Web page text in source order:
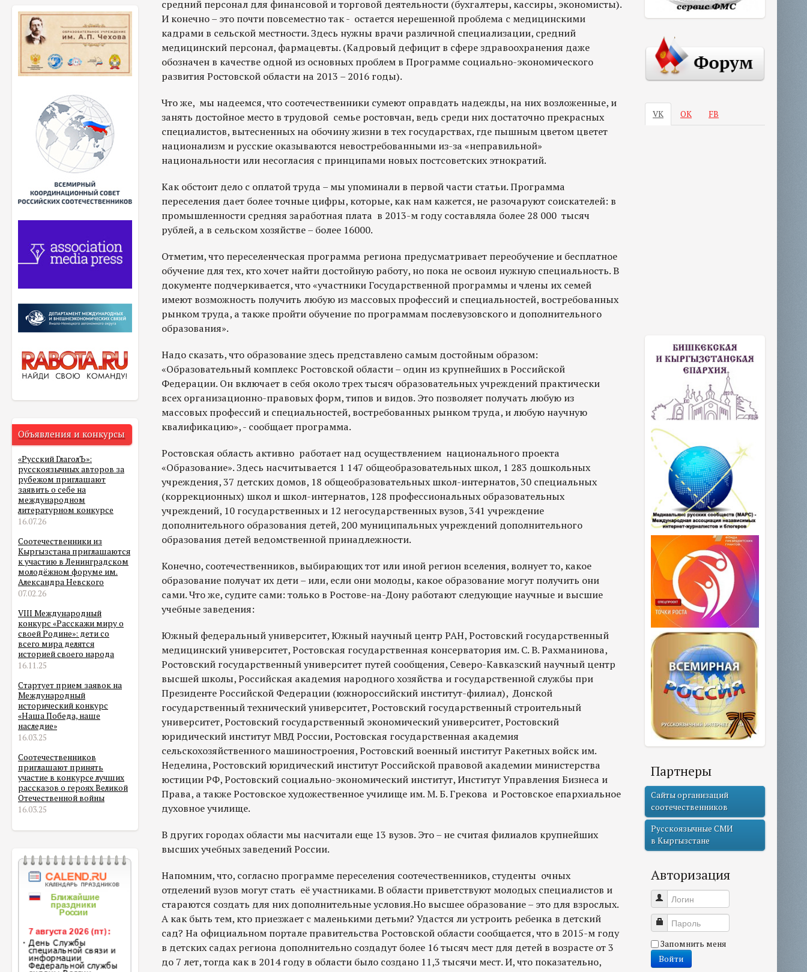
Объявления и конкурсы
«Русский ГлаголЪ»:
русскоязычных авторов за
рубежом приглашают
заявить о себе на
международном
литературном конкурсе
16.07.26
Соотечественники из
Кыргызстана приглашаются
к участию в Ленинградском
молодёжном форуме им.
Александра Невского
07.02.26
VIII Международный
конкурс «Расскажи миру о
своей Родине»: дети со
всего мира делятся
историей своего народа
16.11.25
Стартует прием заявок на
Международный
исторический конкурс
«Наша Победа, наше
наследие»
16.03.25
Соотечественников
приглашают принять
участие в конкурсе лучших
рассказов о героях Великой
Отечественной войны
16.03.25
средний персонал для финансовой и торговой деятельности (бухгалтеры, кассиры, экономисты).
И конечно – это почти повсеместно так - остается нерешенной проблема с медицинскими
кадрами в сельской местности. Здесь нужны врачи различной специализации, средний
медицинский персонал, фармацевты. (Кадровый дефицит в сфере здравоохранения даже
обозначен в качестве одной из основных проблем в Программе социально-экономического
развития Ростовской области на 2013 – 2016 годы).
Что же, мы надеемся, что соотечественники сумеют оправдать надежды, на них возложенные, и
занять достойное место в трудовой семье ростовчан, ведь среди них достаточно прекрасных
специалистов, вытесненных на обочину жизни в тех государствах, где пышным цветом цветет
национализм и русские оказываются невостребованными из-за «неправильной»
национальности или несогласия с принципами новых постсоветских этнократий.
Как обстоит дело с оплатой труда – мы упоминали в первой части статьи. Программа
переселения дает более точные цифры, которые, как нам кажется, не разочаруют соискателей: в
промышленности средняя заработная плата в 2013-м году составляла более 28 000 тысяч
рублей, а в сельском хозяйстве – более 16000.
Отметим, что переселенческая программа региона предусматривает переобучение и бесплатное
обучение для тех, кто хочет найти достойную работу, но пока не освоил нужную специальность. В
документе подчеркивается, что «участники Государственной программы и члены их семей
имеют возможность получить любую из массовых профессий и специальностей, востребованных
рынком труда, а также пройти обучение по программам послевузовского и дополнительного
образования».
Надо сказать, что образование здесь представлено самым достойным образом:
«Образовательный комплекс Ростовской области – один из крупнейших в Российской
Федерации. Он включает в себя около трех тысяч образовательных учреждений практически
всех организационно-правовых форм, типов и видов. Это позволяет получать любую из
массовых профессий и специальностей, востребованных рынком труда, и любую научную
квалификацию», - сообщает программа.
Ростовская область активно работает над осуществлением национального проекта
«Образование». Здесь насчитывается 1 147 общеобразовательных школ, 1 283 дошкольных
учреждения, 37 детских домов, 18 общеобразовательных школ-интернатов, 30 специальных
(коррекционных) школ и школ-интернатов, 128 профессиональных образовательных
учреждений, 10 государственных и 12 негосударственных вузов, 341 учреждение
дополнительного образования детей, 200 муниципальных учреждений дополнительного
образования детей ведомственной принадлежности.
Конечно, соотечественников, выбирающих тот или иной регион вселения, волнует то, какое
образование получат их дети – или, если они молоды, какое образование могут получить они
сами. Что же, судите сами: только в Ростове-на-Дону работают следующие научные и высшие
учебные заведения:
Южный федеральный университет, Южный научный центр РАН, Ростовский государственный
медицинский университет, Ростовская государственная консерватория им. С. В. Рахманинова,
Ростовский государственный университет путей сообщения, Северо-Кавказский научный центр
высшей школы, Российская академия народного хозяйства и государственной службы при
Президенте Российской Федерации (южнороссийский институт-филиал), Донской
государственный технический университет, Ростовский государственный строительный
университет, Ростовский государственный экономический университет, Ростовский
юридический институт МВД России, Ростовская государственная академия
сельскохозяйственного машиностроения, Ростовский военный институт Ракетных войск им.
Неделина, Ростовский юридический институт Российской правовой академии министерства
юстиции РФ, Ростовский социально-экономический институт, Институт Управления Бизнеса и
Права, а также Ростовское художественное училище им. М. Б. Грекова и Ростовское епархиальное
духовное училище.
В других городах области мы насчитали еще 13 вузов. Это – не считая филиалов крупнейших
высших учебных заведений России.
Напомним, что, согласно программе переселения соотечественников, студенты очных
отделений вузов могут стать её участниками. В области приветствуют молодых специалистов и
стараются создать для них дополнительные условия.Но высшее образование – это для взрослых.
А как быть тем, кто приезжает с маленькими детьми? Удастся ли устроить ребенка в детский
сад? На официальном портале правительства Ростовской области сообщается, что в 2015-м году
в детских садах региона дополнительно создадут более 16 тысяч мест для детей в возрасте от 3
до 7 лет, тогда как в 2014 году в области было создано 11,3 тысячи мест. И, что показательно,
VK ОК FB
Партнеры
Сайты организаций
соотечественников
Русскоязычные СМИ
в Кыргызстане
Авторизация
Логин
Пароль
Запомнить меня
Войти